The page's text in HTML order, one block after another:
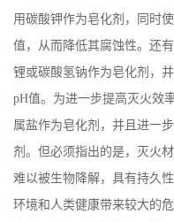
用碳酸钾作为皂化剂，同时
值，从而降低其腐蚀性。还
锂或碳酸氢钠作为皂化剂，
pH值。为进一步提高灭火效
属盐作为皂化剂，并且进一
剂。但必须指出的是，灭火
难以被生物降解，具有持久
环境和人类健康带来较大的